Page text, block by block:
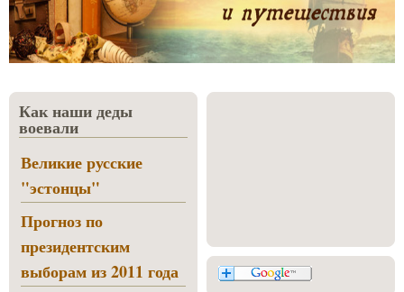
Как наши деды
воевали
Великие русские
"эстонцы"
Прогноз по
президентским
выборам из 2011 года